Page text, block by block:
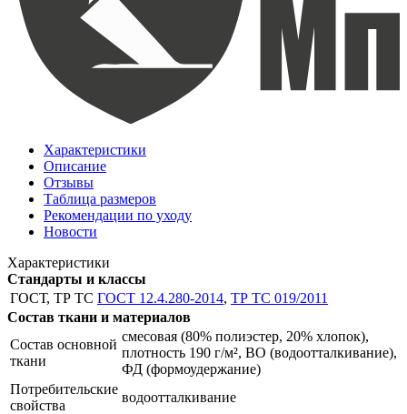
Характеристики
Описание
Отзывы
Таблица размеров
Рекомендации по уходу
Новости
Характеристики
Стандарты и классы
ГОСТ, ТР ТС ГОСТ 12.4.280-2014, ТР ТС 019/2011
Состав ткани и материалов
Состав основной
ткани
смесовая (80% полиэстер, 20% хлопок),
плотность 190 г/м², ВО (водоотталкивание),
ФД (формоудержание)
Потребительские
свойства
водоотталкивание